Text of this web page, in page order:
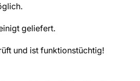
geliefert.
und ist funktionstüchtig!